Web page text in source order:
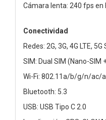
Cámara lenta: 240 fps en
Conectividad
Redes: 2G, 3G, 4G LTE, 5G
SIM: Dual SIM (Nano-SIM
Wi-Fi: 802.11a/b/g/n/ac/
Bluetooth: 5.3
USB: USB Tipo C 2.0